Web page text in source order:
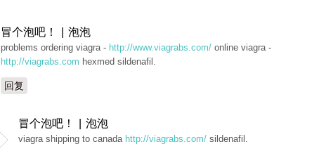
冒个泡吧！ | 泡泡
problems ordering viagra - http://www.viagrabs.com/ online viagra -
http://viagrabs.com hexmed sildenafil.
回复
冒个泡吧！ | 泡泡
viagra shipping to canada http://viagrabs.com/ sildenafil.